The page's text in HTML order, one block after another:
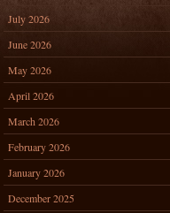
July 2026
June 2026
May 2026
April 2026
March 2026
February 2026
January 2026
December 2025